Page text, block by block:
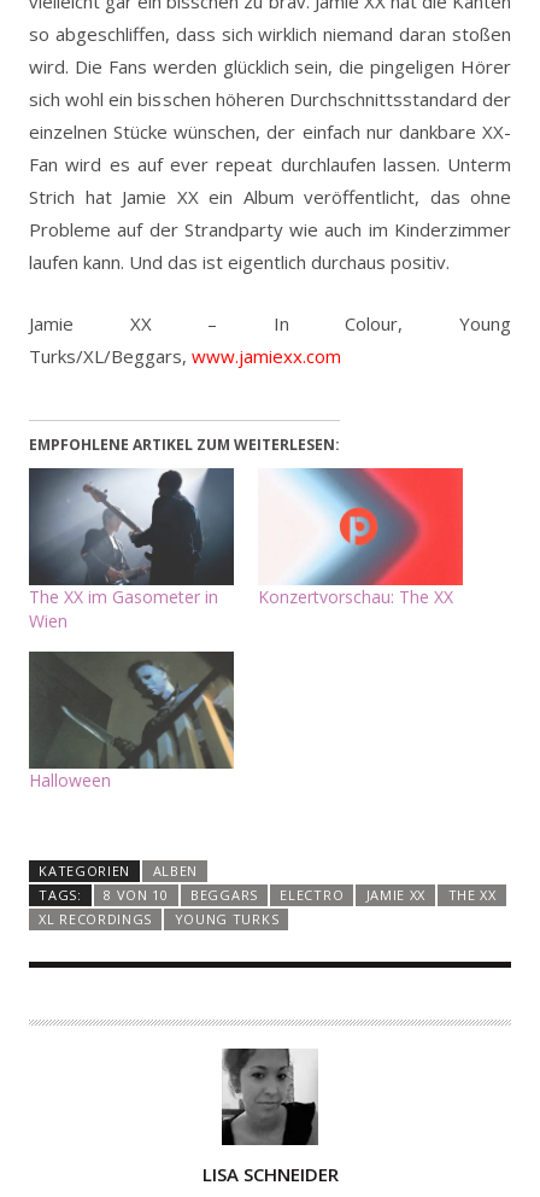
so abgeschliffen, dass sich wirklich niemand daran stoßen
wird. Die Fans werden glücklich sein, die pingeligen Hörer
sich wohl ein bisschen höheren Durchschnittsstandard der
einzelnen Stücke wünschen, der einfach nur dankbare XX-
Fan wird es auf ever repeat durchlaufen lassen. Unterm
Strich hat Jamie XX ein Album veröffentlicht, das ohne
Probleme auf der Strandparty wie auch im Kinderzimmer
laufen kann. Und das ist eigentlich durchaus positiv.
Jamie XX – In Colour, Young
Turks/XL/Beggars, www.jamiexx.com
EMPFOHLENE ARTIKEL ZUM WEITERLESEN:
The XX im Gasometer in
Wien
Konzertvorschau: The XX
Halloween
KATEGORIEN
ALBEN
TAGS:
8 VON 10 BEGGARS ELECTRO JAMIE XX
THE XX
XL RECORDINGS
YOUNG TURKS
LISA SCHNEIDER